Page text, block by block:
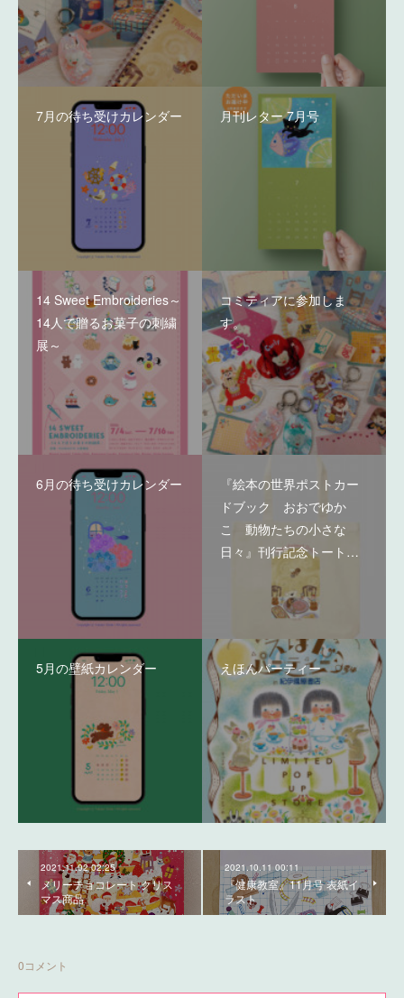
7月の待ち受けカレンダー 月刊レター 7月号
14 Sweet Embroideries～
14人で贈るお菓子の刺繍
展～
コミティアに参加しま
す。
6月の待ち受けカレンダー
『絵本の世界ポストカー
ドブック おおでゆか
こ 動物たちの小さな
日々』刊行記念トート…
5月の壁紙カレンダー えほんパーティー
2021.11.02 02:25
メリーチョコレート クリス
マス商品
2021.10.11 00:11
『健康教室』11月号 表紙イ
ラスト
0コメント